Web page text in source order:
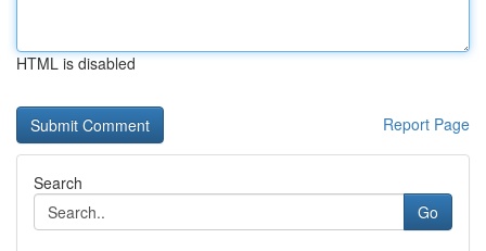
HTML is disabled
Report Page
Search
Go